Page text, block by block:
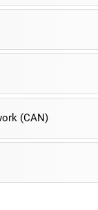
(CAN)